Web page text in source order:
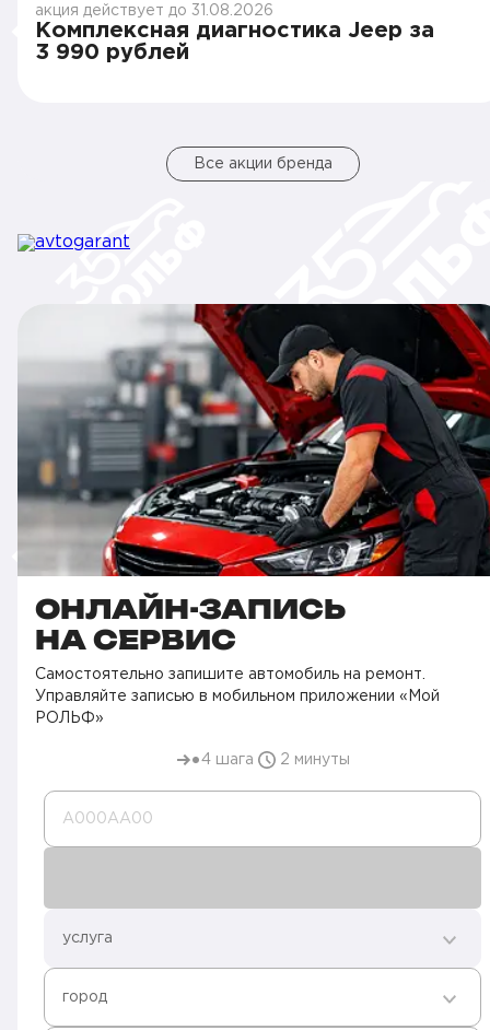
акция действует до 31.08.2026
Комплексная диагностика Jeep за
3 990 рублей
Все акции бренда
ОНЛАЙН-ЗАПИСЬ
НА СЕРВИС
Самостоятельно запишите автомобиль на ремонт.
Управляйте записью в мобильном приложении «Мой
РОЛЬФ»
4 шага 2 минуты
А000AA00
услуга
город